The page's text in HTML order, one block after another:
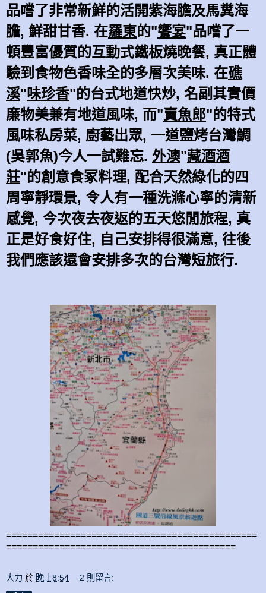
品嚐了非常新鮮的活開紫海膽及馬糞海
膽, 鮮甜甘香. 在羅東的"饗宴"品嚐了一
頓豐富優質的互動式鐵板燒晚餐, 真正體
驗到食物色香味全的多層次美味. 在礁
溪"味珍香"的台式地道快炒, 名副其實價
廉物美兼有地道風味, 而"賣魚郎"的特式
風味私房菜, 廚藝出眾, 一道鹽烤台灣鯛
(吳郭魚)今人一試難忘. 外澳"藏酒酒
莊"的創意食冢料理, 配合天然綠化的四
周寧靜環景, 令人有一種洗滌心寧的清新
感覺, 今次夜去夜返的五天悠閒旅程, 真
正是好食好住, 自己安排得很滿意, 往後
我們應該還會安排多次的台灣短旅行.
===============================================
===========================================
大力 於 晚上8:54 2 則留言: